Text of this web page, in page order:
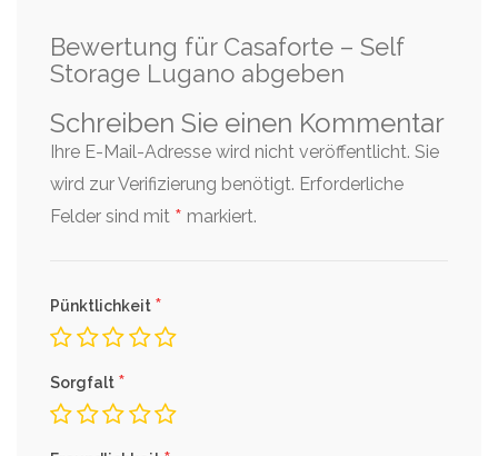
Bewertung für Casaforte – Self
Storage Lugano abgeben
Schreiben Sie einen Kommentar
Ihre E-Mail-Adresse wird nicht veröffentlicht. Sie
wird zur Verifizierung benötigt. Erforderliche
Felder sind mit * markiert.
Pünktlichkeit *
Sorgfalt *